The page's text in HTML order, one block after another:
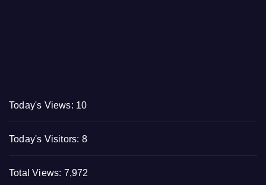
Today's Views: 10
Today's Visitors: 8
Total Views: 7,972